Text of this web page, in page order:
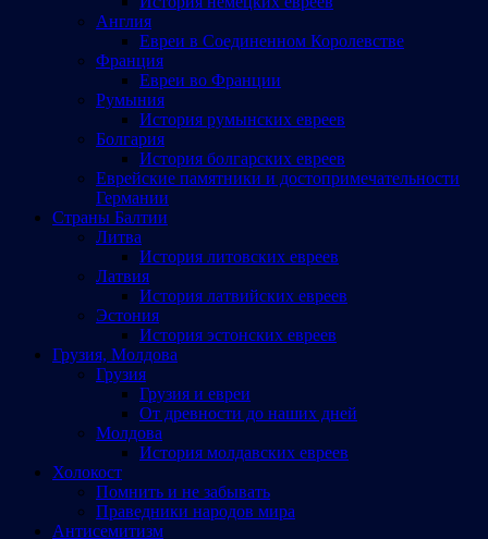
Англия
Евреи в Соединенном Королевстве
Франция
Евреи во Франции
Румыния
История румынских евреев
Болгария
История болгарских евреев
Еврейские памятники и достопримечательности
Германии
Страны Балтии
Литва
История литовских евреев
Латвия
История латвийских евреев
Эстония
История эстонских евреев
Грузия, Молдова
Грузия
Грузия и евреи
От древности до наших дней
Молдова
История молдавских евреев
Холокост
Помнить и не забывать
Праведники народов мира
Антисемитизм